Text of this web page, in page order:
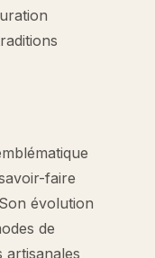
faire
évolution
de
artisanales